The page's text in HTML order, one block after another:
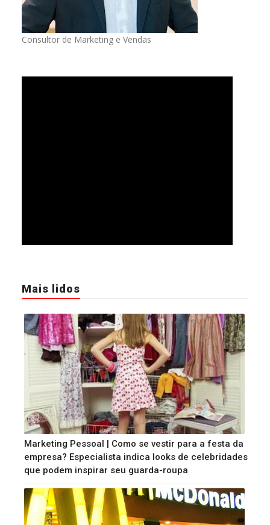
Consultor de Marketing e Vendas
Mais lidos
Marketing Pessoal | Como se vestir para a festa da
empresa? Especialista indica looks de celebridades
que podem inspirar seu guarda-roupa